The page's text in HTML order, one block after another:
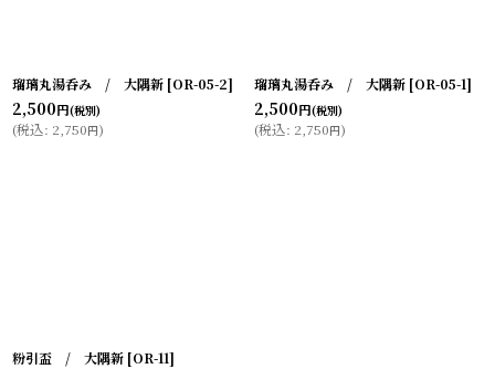
瑠璃丸湯呑み / 大隅新 [OR-05-2]
2,500円(税別)
(税込: 2,750円)
瑠璃丸湯呑み / 大隅新 [OR-05-1]
2,500円(税別)
(税込: 2,750円)
粉引盃 / 大隅新 [OR-11]